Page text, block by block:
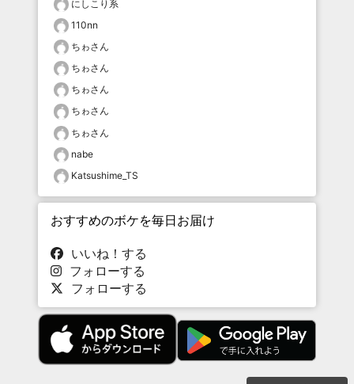
にしこり系
110nn
ちゎさん
ちゎさん
ちゎさん
ちゎさん
ちゎさん
nabe
Katsushime_TS
おすすめのボケを毎日お届け
いいね！する
フォローする
フォローする